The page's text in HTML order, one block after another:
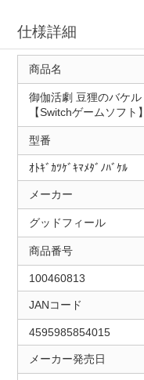
仕様詳細
商品名
御伽活劇 豆狸のバケ
【Switchゲームソフト】
型番
ｵﾄｷﾞｶﾂｹﾞｷﾏﾒﾀﾞﾉﾊﾞｹﾙ
メーカー
グッドフィール
商品番号
100460813
JANコード
4595985854015
メーカー発売日